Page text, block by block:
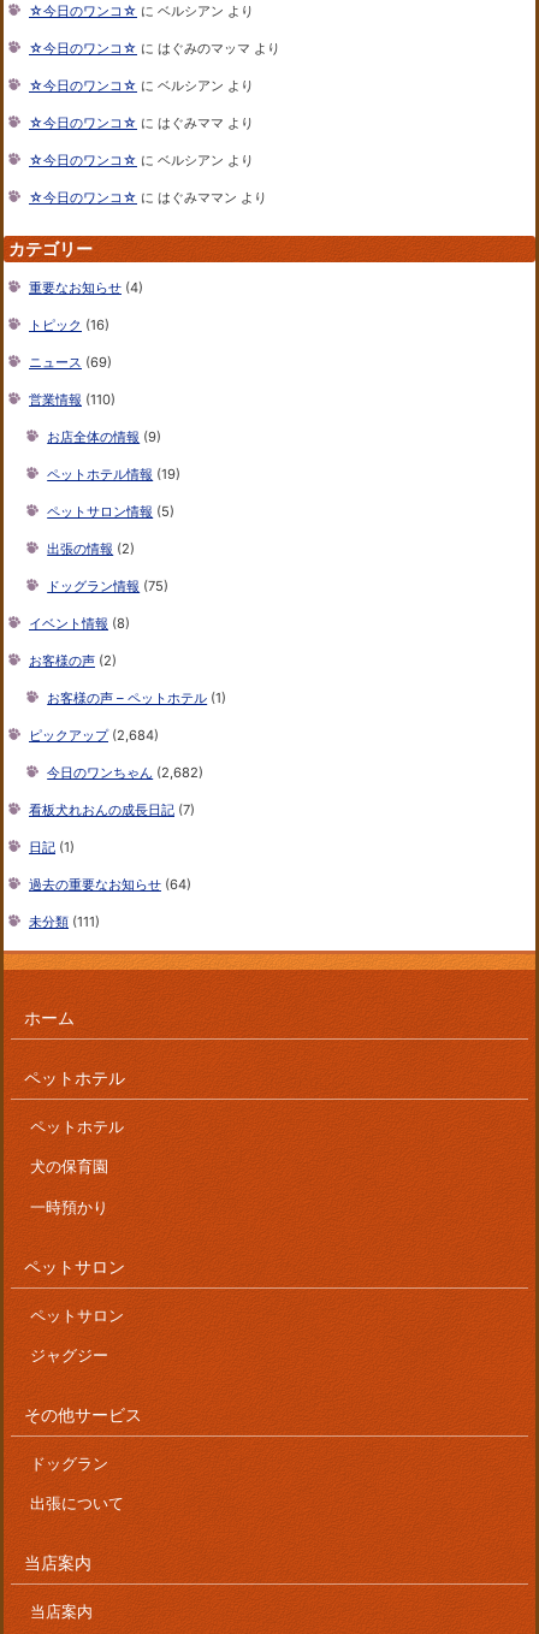
☆今日のワンコ☆ に ベルシアン より
☆今日のワンコ☆ に はぐみのマッマ より
☆今日のワンコ☆ に ベルシアン より
☆今日のワンコ☆ に はぐみママ より
☆今日のワンコ☆ に ベルシアン より
☆今日のワンコ☆ に はぐみママン より
カテゴリー
重要なお知らせ (4)
トピック (16)
ニュース (69)
営業情報 (110)
お店全体の情報 (9)
ペットホテル情報 (19)
ペットサロン情報 (5)
出張の情報 (2)
ドッグラン情報 (75)
イベント情報 (8)
お客様の声 (2)
お客様の声 – ペットホテル (1)
ピックアップ(2,684)
今日のワンちゃん (2,682)
看板犬れおんの成長日記 (7)
日記 (1)
過去の重要なお知らせ (64)
未分類 (111)
ホーム
ペットホテル
ペットホテル
犬の保育園
一時預かり
ペットサロン
ペットサロン
ジャグジー
その他サービス
ドッグラン
出張について
当店案内
当店案内